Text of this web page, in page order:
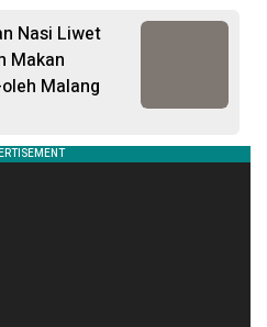
Nasi Liwet
Makan
Malang